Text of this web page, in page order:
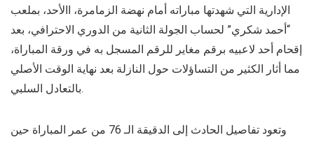
الإدارية التي شهدتها مباراته أمام نهضة الزمامرة، االأحد، بملعب
“أحمد شكري” لحساب الجولة الثانية من الدوري الاحترافي، بعد
إقحام أحد لاعبيه برقم مغاير للرقم المسجل به في ورقة المباراة،
مما أثار الكثير من التساؤلات حول النازلة بعد نهاية الوقت الأصلي
بالتعادل السلبي.
وتعود تفاصيل الحادث إلى الدقيقة الـ 76 من عمر المباراة حين